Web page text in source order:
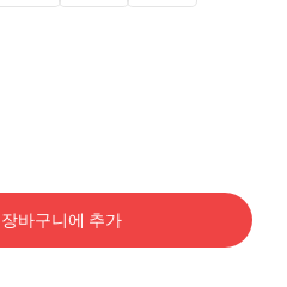
장바구니에 추가